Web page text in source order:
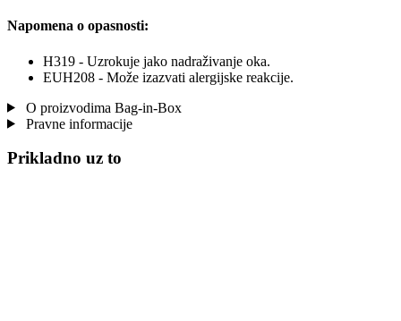
Napomena o opasnosti:
H319 - Uzrokuje jako nadraživanje oka.
EUH208 - Može izazvati alergijske reakcije.
O proizvodima Bag-in-Box
Pravne informacije
Prikladno uz to